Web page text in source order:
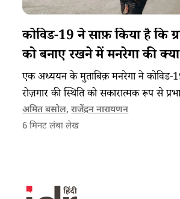
कोविड-19 ने साफ़ किया है कि
को बनाए रखने में मनरेगा की
एक अध्ययन के मुताबिक़ मनरेगा ने कोविड-
रोज़गार की स्थिति को सकारात्मक रूप से
लेकिन इसका बजट और जवाबदेही बढ़ाने की
अमित बसोल,राजेंद्रन नारायणन
6 मिनट लंबा लेख